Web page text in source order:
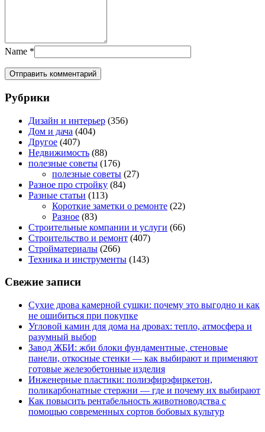
Name *
Рубрики
Дизайн и интерьер (356)
Дом и дача (404)
Другое (407)
Недвижимость (88)
полезные советы (176)
полезные советы (27)
Разное про стройку (84)
Разные статьи (113)
Короткие заметки о ремонте (22)
Разное (83)
Строительные компании и услуги (66)
Строительство и ремонт (407)
Стройматериалы (266)
Техника и инструменты (143)
Свежие записи
Сухие дрова камерной сушки: почему это выгодно и как
не ошибиться при покупке
Угловой камин для дома на дровах: тепло, атмосфера и
разумный выбор
Завод ЖБИ: жби блоки фундаментные, стеновые
панели, откосные стенки — как выбирают и применяют
готовые железобетонные изделия
Инженерные пластики: полиэфирэфиркетон,
поликарбонатные стержни — где и почему их выбирают
Как повысить рентабельность животноводства с
помощью современных сортов бобовых культур